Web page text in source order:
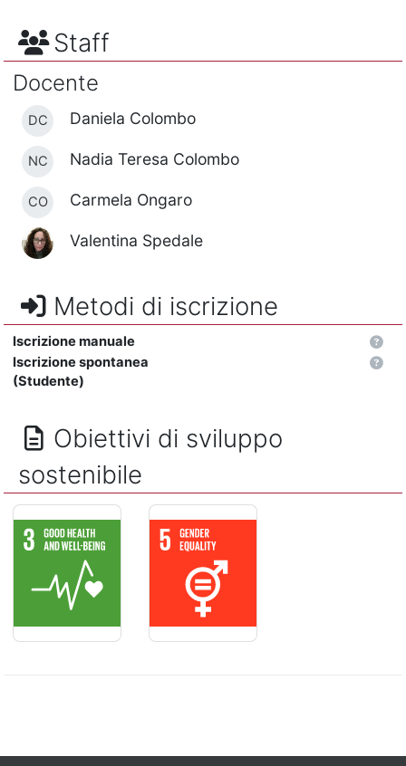
Staff
Docente
DC Daniela Colombo
NC Nadia Teresa Colombo
CO Carmela Ongaro
Valentina Spedale
Metodi di iscrizione
Iscrizione manuale
Iscrizione spontanea
(Studente)
Obiettivi di sviluppo
sostenibile
SALUTE E BENESSERE - Assicurare la salute e il
PARITÁ DI GENERE - Raggiungere